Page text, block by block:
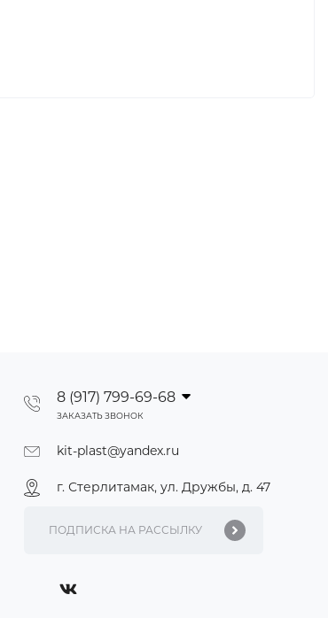
8 (917) 799-69-68
ЗАКАЗАТЬ ЗВОНОК
kit-plast@yandex.ru
г. Стерлитамак, ул. Дружбы, д. 47